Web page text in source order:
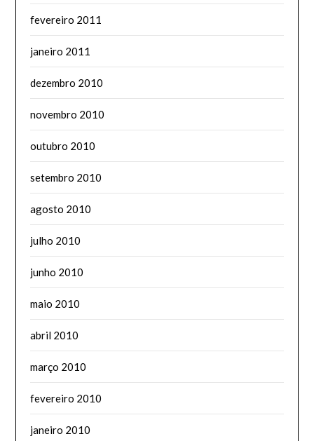
fevereiro 2011
janeiro 2011
dezembro 2010
novembro 2010
outubro 2010
setembro 2010
agosto 2010
julho 2010
junho 2010
maio 2010
abril 2010
março 2010
fevereiro 2010
janeiro 2010